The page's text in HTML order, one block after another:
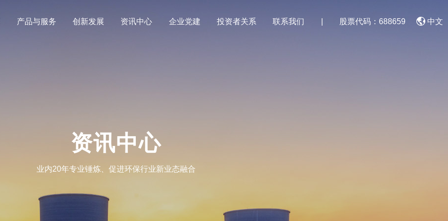
产品与服务 创新发展 资讯中心 企业党建 投资者关系 联系我们 股票代码：688659 中文
资讯中心
业内20年专业锤炼、促进环保行业新业态融合